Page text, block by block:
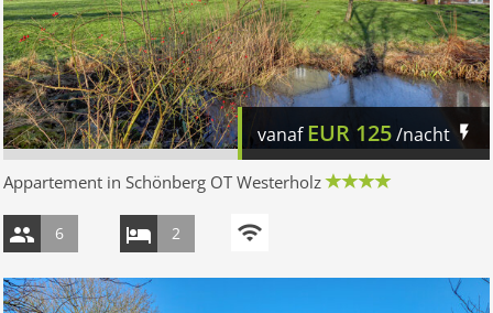
vanaf EUR 125/nacht
Appartement in Schönberg OT Westerholz
6 2